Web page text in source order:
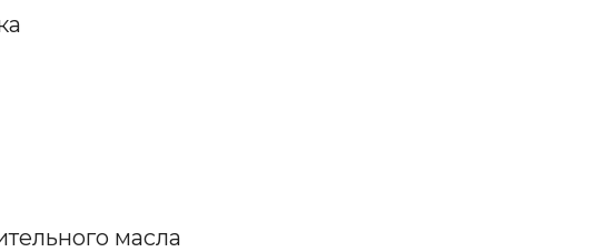
масла